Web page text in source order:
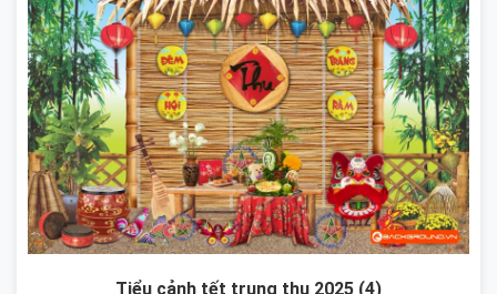
Tiểu cảnh tết trung thu 2025 (4)